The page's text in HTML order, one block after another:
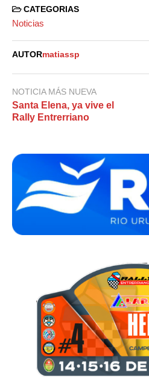
CATEGORIAS
Noticias
AUTORmatiassp
NOTICIA MÁS NUEVA
Santa Elena, ya vive el
Rally Entrerriano